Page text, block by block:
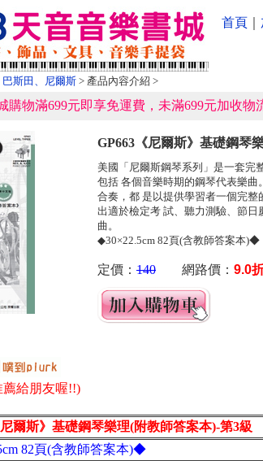
首頁
巴斯田、尼爾斯 > 產品內容介紹 >
購物滿699元即享免運費，未滿699元加收物
薦給朋友喔!!)
GP663《尼爾斯》基礎鋼琴
美國「尼爾斯鋼琴系列」是一套完
包括 各個音樂時期的鋼琴代表樂
合奏，都 是以提供學習者一個完
出適於檢定考 試、聽力測驗、節
曲。
◆30×22.5cm 82頁(含教師答案本)◆
定價： 140 網路價： 9.0
爾斯》基礎鋼琴樂理(附教師答案本)-第3級
82頁(含教師答案本)◆